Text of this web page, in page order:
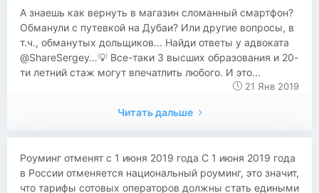
​​А знаешь как вернуть в магазин сломанный смартфон?
Обманули с путевкой на Дубаи? Или другие вопросы, в
т.ч., обманутых дольщиков... Найди ответы у адвоката
@ShareSergey…💡 Все-таки 3 высших образования и 20-
ти летний стаж могут впечатлить любого. И это...
21 Янв 2019
Читать дальше
​​Роуминг отменят с 1 июня 2019 года С 1 июня 2019 года
в России отменяется национальный роуминг, это значит,
что тарифы сотовых операторов должны стать едиными